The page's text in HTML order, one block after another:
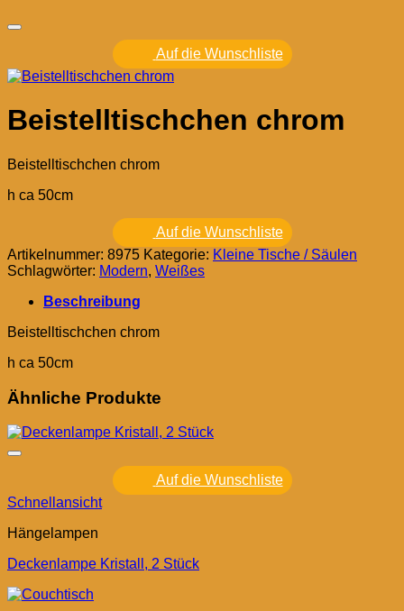
Auf die Wunschliste
Beistelltischchen chrom
Beistelltischchen chrom
h ca 50cm
Auf die Wunschliste
Artikelnummer: 8975 Kategorie: Kleine Tische / Säulen
Schlagwörter: Modern, Weißes
Beschreibung
Beistelltischchen chrom
h ca 50cm
Ähnliche Produkte
Auf die Wunschliste
Schnellansicht
Hängelampen
Deckenlampe Kristall, 2 Stück